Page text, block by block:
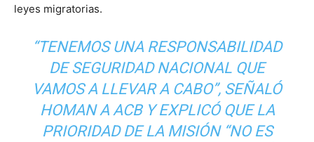
leyes migratorias.
“TENEMOS UNA RESPONSABILIDAD
DE SEGURIDAD NACIONAL QUE
VAMOS A LLEVAR A CABO”, SEÑALÓ
HOMAN A ACB Y EXPLICÓ QUE LA
PRIORIDAD DE LA MISIÓN “NO ES